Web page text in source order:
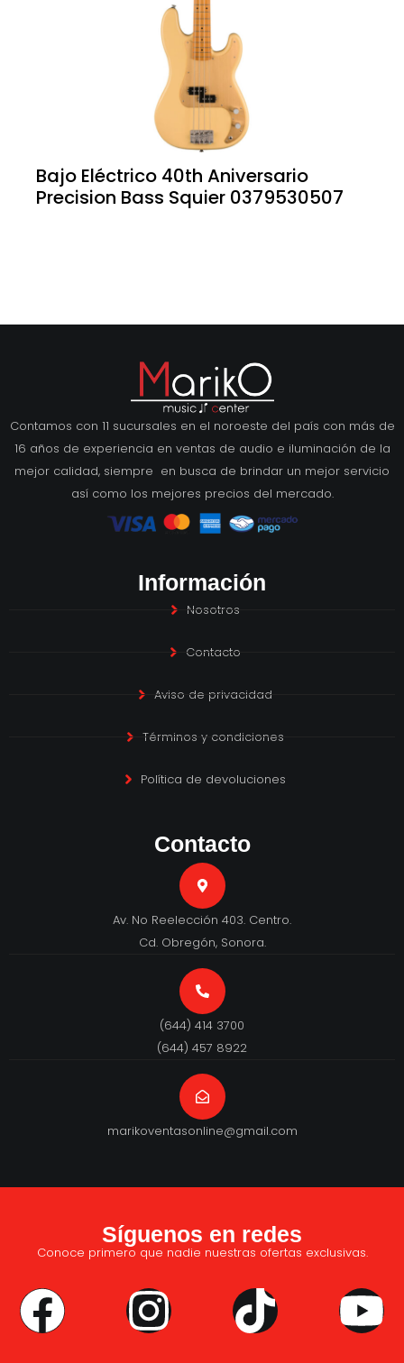
Bajo Eléctrico 40th Aniversario
Precision Bass Squier 0379530507
Contamos con 11 sucursales en el noroeste del país con más de
16 años de experiencia en ventas de audio e iluminación de la
mejor calidad, siempre en busca de brindar un mejor servicio
así como los mejores precios del mercado.
Información
Nosotros
Contacto
Aviso de privacidad
Términos y condiciones
Política de devoluciones
Contacto
Av. No Reelección 403. Centro.
Cd. Obregón, Sonora.
(644) 414 3700
(644) 457 8922
marikoventasonline@gmail.com
Síguenos en redes
Conoce primero que nadie nuestras ofertas exclusivas.